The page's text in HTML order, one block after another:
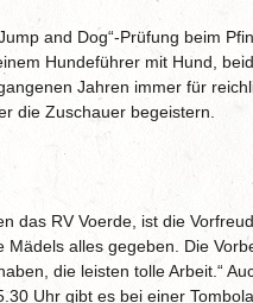
and Dog“-Prüfung beim
Hundeführer mit Hund,
Jahren immer für
die Zuschauer begeistern.
das RV Voerde, ist die
alles gegeben. Die
die leisten tolle Arbeit.“
Uhr gibt es bei einer